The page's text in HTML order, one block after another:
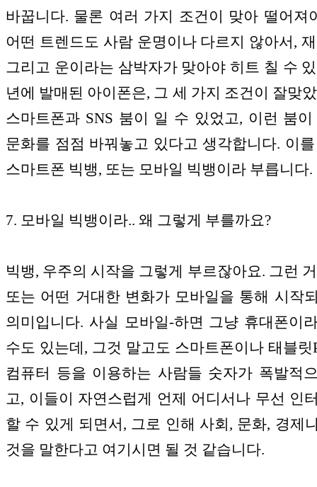
바꿉니다. 물론 여러 가지 조건이 맞아 떨어져
어떤 트렌드도 사람 운명이나 다르지 않아서,
그리고 운이라는 삼박자가 맞아야 히트 칠 수
년에 발매된 아이폰은, 그 세 가지 조건이 잘맞
스마트폰과 SNS 붐이 일 수 있었고, 이런 붐
문화를 점점 바꿔놓고 있다고 생각합니다. 이
스마트폰 빅뱅, 또는 모바일 빅뱅이라 부릅니다.
7. 모바일 빅뱅이라.. 왜 그렇게 부를까요?
빅뱅, 우주의 시작을 그렇게 부르잖아요. 그런
또는 어떤 거대한 변화가 모바일을 통해 시작
의미입니다. 사실 모바일-하면 그냥 휴대폰이
수도 있는데, 그것 말고도 스마트폰이나 태블릿
컴퓨터 등을 이용하는 사람들 숫자가 폭발적
고, 이들이 자연스럽게 언제 어디서나 무선 인
할 수 있게 되면서, 그로 인해 사회, 문화, 경제
것을 말한다고 여기시면 될 것 같습니다.